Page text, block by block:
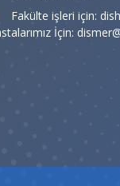
Fakülte işleri için:
İçin: